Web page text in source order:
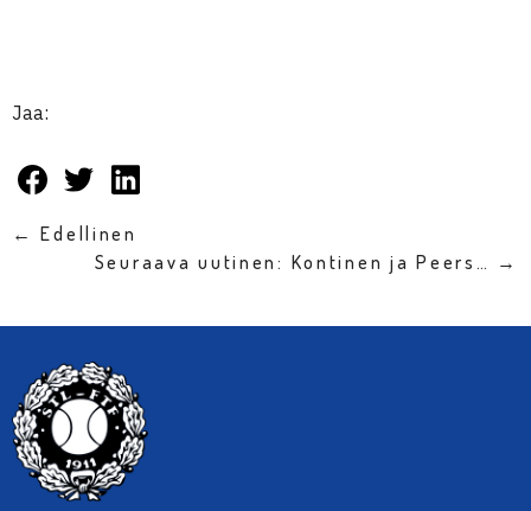
Jaa:
← Edellinen
Seuraava uutinen: Kontinen ja Peers… →